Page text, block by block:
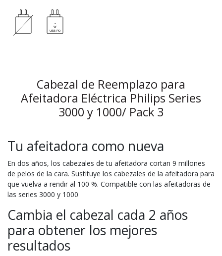
Cabezal de Reemplazo para
Afeitadora Eléctrica Philips Series
3000 y 1000/ Pack 3
Tu afeitadora como nueva
En dos años, los cabezales de tu afeitadora cortan 9 millones
de pelos de la cara. Sustituye los cabezales de la afeitadora para
que vuelva a rendir al 100 %. Compatible con las afeitadoras de
las series 3000 y 1000
Cambia el cabezal cada 2 años
para obtener los mejores
resultados